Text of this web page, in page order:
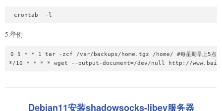
5.举例
0 5 * * 1 tar -zcf /var/backups/home.tgz /home/ #每星期早上5点备
*/10 * * * * wget --output-document=/dev/null http://www.baidu.com
Debian11安装shadowsocks-libev服务器